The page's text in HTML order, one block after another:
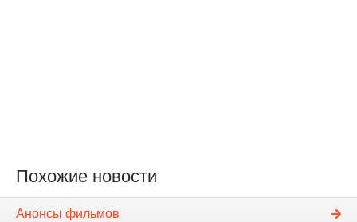
Похожие новости
Анонсы фильмов